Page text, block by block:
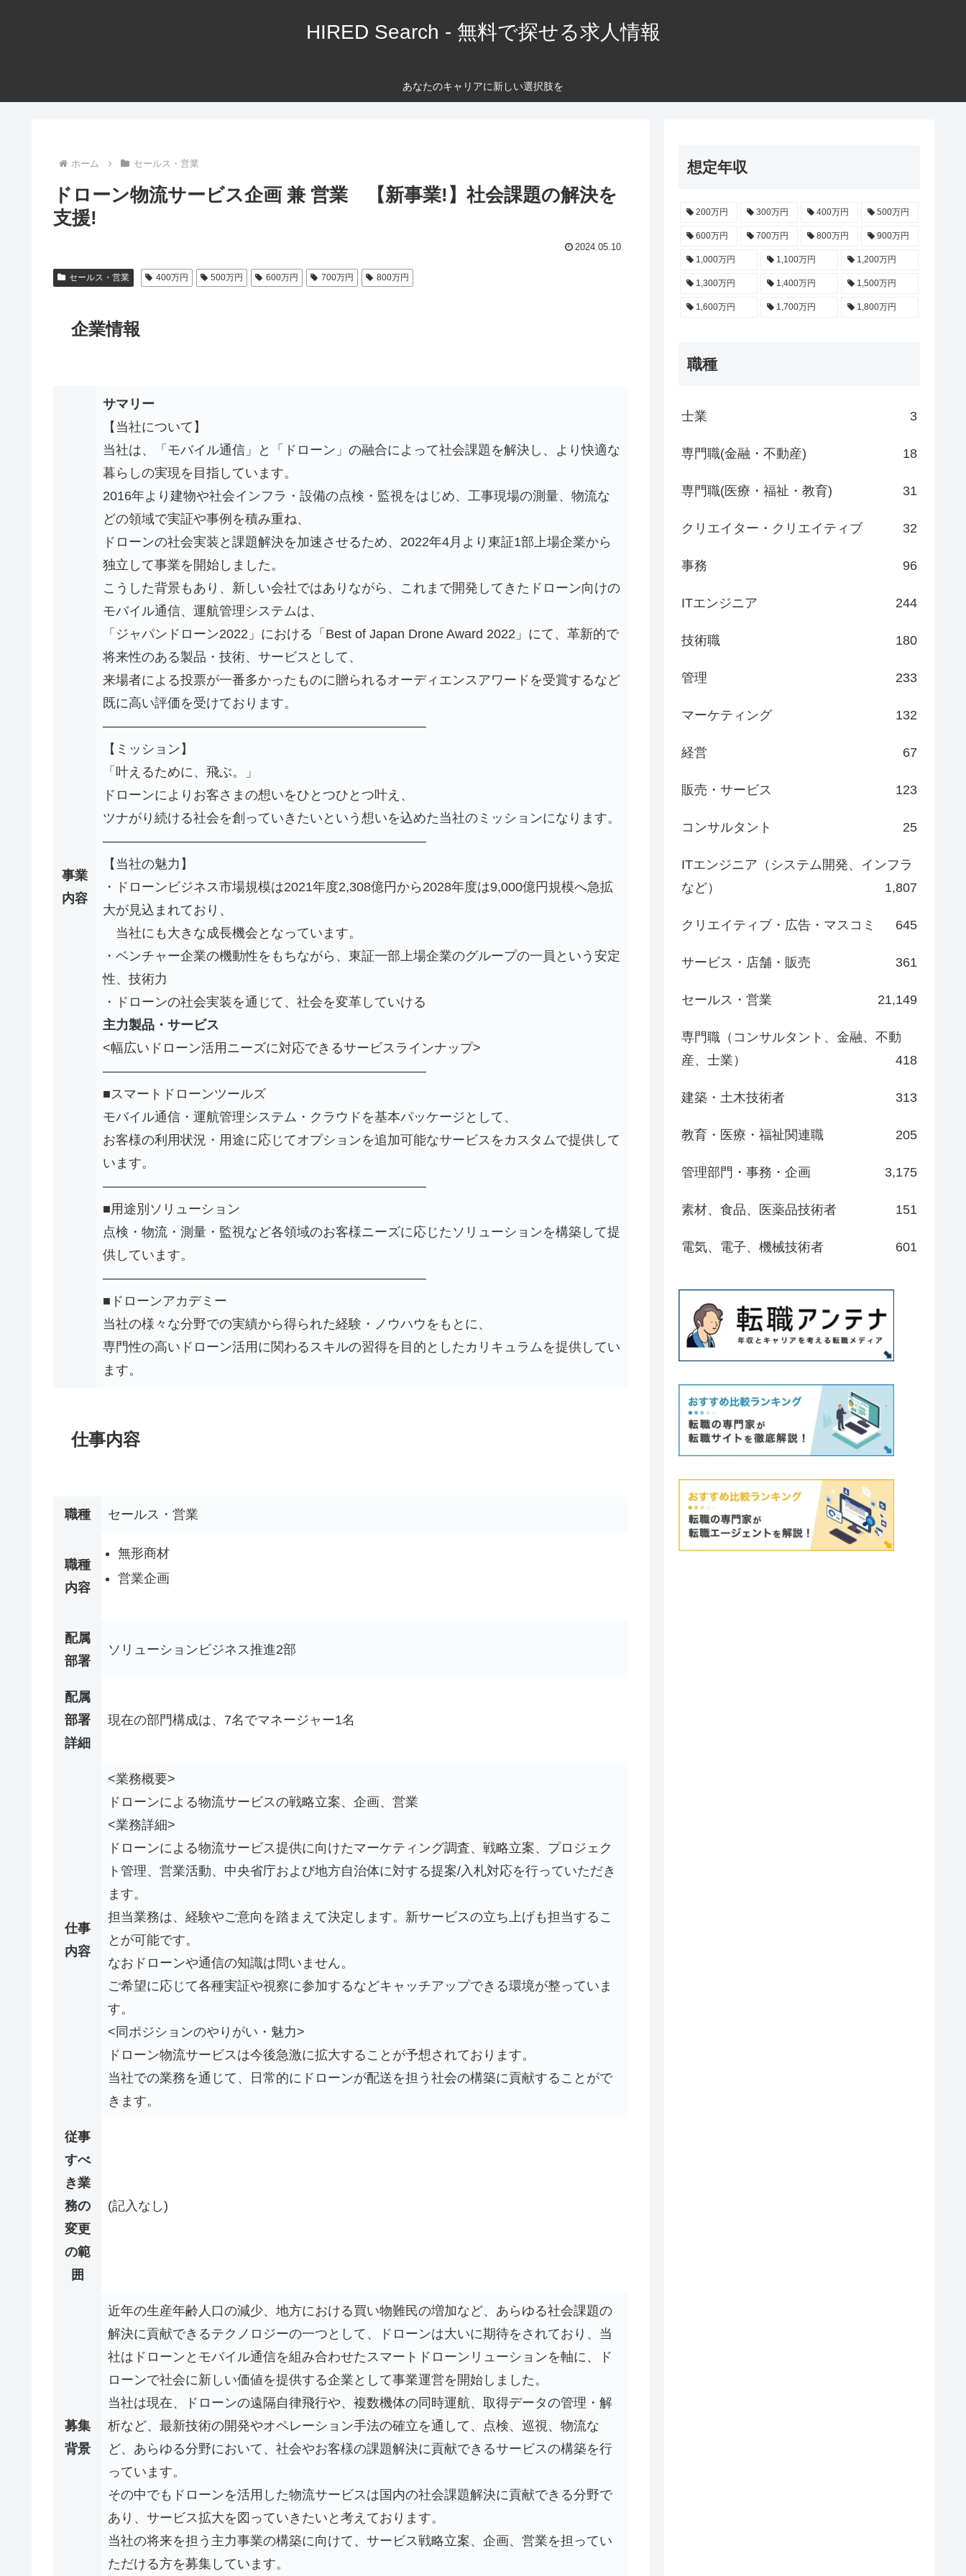
HIRED Search - 無料で探せる求人情報
あなたのキャリアに新しい選択肢を
ホーム セールス・営業
ドローン物流サービス企画 兼 営業 【新事業!】社会課題の解決を
支援!
2024.05.10
セールス・営業 400万円 500万円 600万円 700万円 800万円
企業情報
事業
内容
サマリー
【当社について】
当社は、「モバイル通信」と「ドローン」の融合によって社会課題を解決し、より快適な
暮らしの実現を目指しています。
2016年より建物や社会インフラ・設備の点検・監視をはじめ、工事現場の測量、物流な
どの領域で実証や事例を積み重ね、
ドローンの社会実装と課題解決を加速させるため、2022年4月より東証1部上場企業から
独立して事業を開始しました。
こうした背景もあり、新しい会社ではありながら、これまで開発してきたドローン向けの
モバイル通信、運航管理システムは、
「ジャパンドローン2022」における「Best of Japan Drone Award 2022」にて、革新的で
将来性のある製品・技術、サービスとして、
来場者による投票が一番多かったものに贈られるオーディエンスアワードを受賞するなど
既に高い評価を受けております。
—————————————————————————
【ミッション】
「叶えるために、飛ぶ。」
ドローンによりお客さまの想いをひとつひとつ叶え、
ツナがり続ける社会を創っていきたいという想いを込めた当社のミッションになります。
—————————————————————————
【当社の魅力】
・ドローンビジネス市場規模は2021年度2,308億円から2028年度は9,000億円規模へ急拡
大が見込まれており、
当社にも大きな成長機会となっています。
・ベンチャー企業の機動性をもちながら、東証一部上場企業のグループの一員という安定
性、技術力
・ドローンの社会実装を通じて、社会を変革していける
主力製品・サービス
<幅広いドローン活用ニーズに対応できるサービスラインナップ>
—————————————————————————
■スマートドローンツールズ
モバイル通信・運航管理システム・クラウドを基本パッケージとして、
お客様の利用状況・用途に応じてオプションを追加可能なサービスをカスタムで提供して
います。
—————————————————————————
■用途別ソリューション
点検・物流・測量・監視など各領域のお客様ニーズに応じたソリューションを構築して提
供しています。
—————————————————————————
■ドローンアカデミー
当社の様々な分野での実績から得られた経験・ノウハウをもとに、
専門性の高いドローン活用に関わるスキルの習得を目的としたカリキュラムを提供してい
ます。
仕事内容
職種 セールス・営業
職種
内容
無形商材
営業企画
配属
部署
ソリューションビジネス推進2部
配属
部署
詳細
現在の部門構成は、7名でマネージャー1名
仕事
内容
<業務概要>
ドローンによる物流サービスの戦略立案、企画、営業
<業務詳細>
ドローンによる物流サービス提供に向けたマーケティング調査、戦略立案、プロジェク
ト管理、営業活動、中央省庁および地方自治体に対する提案/入札対応を行っていただき
ます。
担当業務は、経験やご意向を踏まえて決定します。新サービスの立ち上げも担当するこ
とが可能です。
なおドローンや通信の知識は問いません。
ご希望に応じて各種実証や視察に参加するなどキャッチアップできる環境が整っていま
す。
<同ポジションのやりがい・魅力>
ドローン物流サービスは今後急激に拡大することが予想されております。
当社での業務を通じて、日常的にドローンが配送を担う社会の構築に貢献することがで
きます。
従事
すべ
き業
務の
変更
の範
囲
(記入なし)
募集
背景
近年の生産年齢人口の減少、地方における買い物難民の増加など、あらゆる社会課題の
解決に貢献できるテクノロジーの一つとして、ドローンは大いに期待をされており、当
社はドローンとモバイル通信を組み合わせたスマートドローンリューションを軸に、ド
ローンで社会に新しい価値を提供する企業として事業運営を開始しました。
当社は現在、ドローンの遠隔自律飛行や、複数機体の同時運航、取得データの管理・解
析など、最新技術の開発やオペレーション手法の確立を通して、点検、巡視、物流な
ど、あらゆる分野において、社会やお客様の課題解決に貢献できるサービスの構築を行
っています。
その中でもドローンを活用した物流サービスは国内の社会課題解決に貢献できる分野で
あり、サービス拡大を図っていきたいと考えております。
当社の将来を担う主力事業の構築に向けて、サービス戦略立案、企画、営業を担ってい
ただける方を募集しています。
想定年収
200万円 300万円 400万円 500万円
600万円 700万円 800万円 900万円
1,000万円 1,100万円 1,200万円
1,300万円 1,400万円 1,500万円
1,600万円 1,700万円 1,800万円
職種
士業 3
専門職(金融・不動産) 18
専門職(医療・福祉・教育) 31
クリエイター・クリエイティブ 32
事務 96
ITエンジニア 244
技術職 180
管理 233
マーケティング 132
経営 67
販売・サービス 123
コンサルタント 25
ITエンジニア（システム開発、インフラ
など）
1,807
クリエイティブ・広告・マスコミ 645
サービス・店舗・販売 361
セールス・営業 21,149
専門職（コンサルタント、金融、不動
産、士業）
418
建築・土木技術者 313
教育・医療・福祉関連職 205
管理部門・事務・企画 3,175
素材、食品、医薬品技術者 151
電気、電子、機械技術者 601